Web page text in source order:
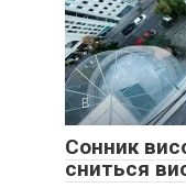
В
Сонник
сниться